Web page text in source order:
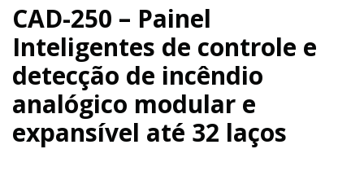
CAD-250 – Painel
Inteligentes de controle e
detecção de incêndio
analógico modular e
expansível até 32 laços